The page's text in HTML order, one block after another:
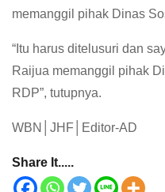
memanggil pihak Dinas
“Itu harus ditelusuri dan
Raijua memanggil pihak
RDP”, tutupnya.
WBN│JHF│Editor-AD
Share It.....